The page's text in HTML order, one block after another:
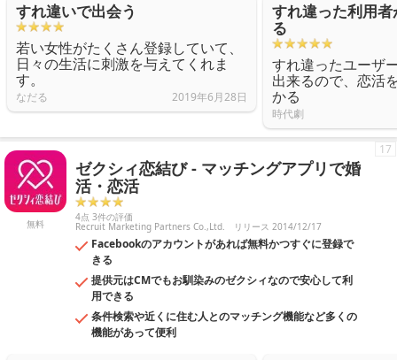
すれ違いで出会う
若い女性がたくさん登録していて、
日々の生活に刺激を与えてくれま
す。
なだる 2019年6月28日
すれ違った利用
る
すれ違ったユーザ
出来るので、恋活
かる
時代劇
無料
ゼクシィ恋結び - マッチングアプリで婚
活・恋活
4点 3件の評価
Recruit Marketing Partners Co.,Ltd. リリース 2014/12/17
Facebookのアカウントがあれば無料かつすぐに登録で
きる
提供元はCMでもお馴染みのゼクシィなので安心して利
用できる
条件検索や近くに住む人とのマッチング機能など多くの
機能があって便利
17